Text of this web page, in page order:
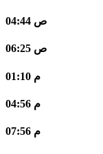
04:44 ص
06:25 ص
01:10 م
04:56 م
07:56 م